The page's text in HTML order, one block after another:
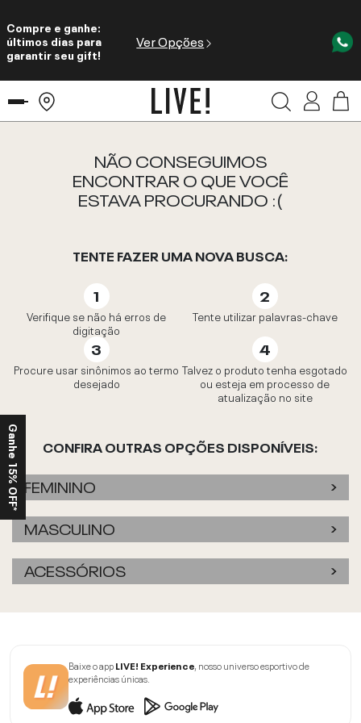
Compre e ganhe:
últimos dias para
garantir seu gift!
Ver Opções
NÃO CONSEGUIMOS
ENCONTRAR O QUE VOCÊ
ESTAVA PROCURANDO :(
TENTE FAZER UMA NOVA BUSCA:
Verifique se não há erros de
digitação
Tente utilizar palavras-chave
Procure usar sinônimos ao termo
desejado
Talvez o produto tenha esgotado
ou esteja em processo de
atualização no site
CONFIRA OUTRAS OPÇÕES DISPONÍVEIS:
FEMININO
MASCULINO
ACESSÓRIOS
Baixe o appLIVE! Experience, nosso universo esportivo de
experiências únicas.
Ganhe 15% OFF*